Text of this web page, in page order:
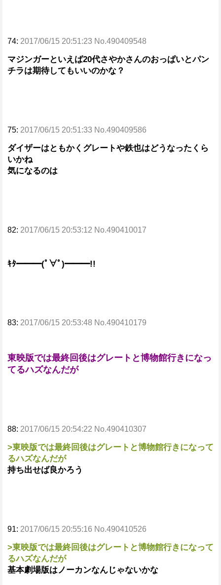
74: 2017/06/15 20:51:23 No.490409548
マジンガーといえば20代さやかさんのおっぱいとパン
チラは期待してもいいのかな？
75: 2017/06/15 20:51:33 No.490409586
ダイザーはともかくグレートや鉄也はどうなったくら
いかね
気になるのは
82: 2017/06/15 20:53:12 No.490410017
ｷﾀ━━━(ﾟ∀ﾟ)━━━!!
83: 2017/06/15 20:53:48 No.490410179
東映版では最終回後はグレートと博物館行きになっ
てるハズなんだが
88: 2017/06/15 20:54:22 No.490410307
>東映版では最終回後はグレートと博物館行きになって
るハズなんだが
持ち出せば良かろう
91: 2017/06/15 20:55:16 No.490410526
>東映版では最終回後はグレートと博物館行きになって
るハズなんだが
基本劇場版はノーカンなんじゃないかな